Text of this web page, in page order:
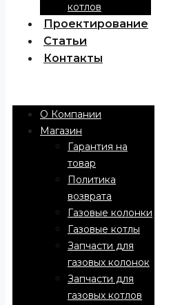
котлов
Проектирование
Статьи
Контакты
О Компании
Магазин
Гарантия на
товар
Политика
возврата
Газовые колонки
Газовые котлы
Запчасти для
газовых колонок
Запчасти для
газовых котлов